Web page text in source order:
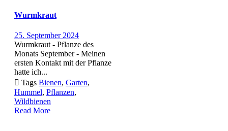
Wurmkraut
25. September 2024
Wurmkraut - Pflanze des
Monats September - Meinen
ersten Kontakt mit der Pflanze
hatte ich...
 Tags Bienen, Garten,
Hummel, Pflanzen,
Wildbienen
Read More